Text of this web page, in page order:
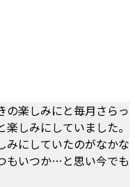
の楽しみにと毎月さらっ
しみにしていました。
みにしていたのがなかな
もいつか…と思い今でも